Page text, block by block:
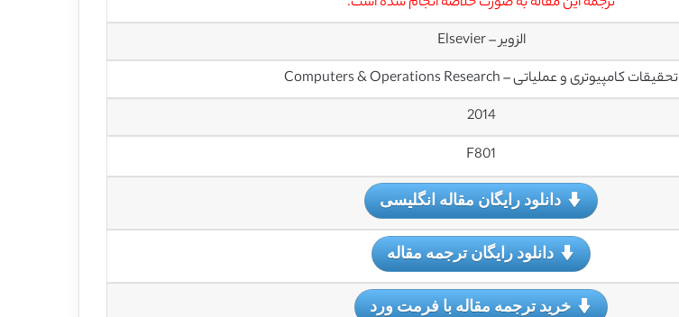
الزویر – Elsevier
تحقیقات کامپیوتری و عملیاتی – Computers & Operations Research
2014
F801
دانلود رایگان مقاله انگلیسی
دانلود رایگان ترجمه مقاله
خرید ترجمه مقاله با فرمت ورد